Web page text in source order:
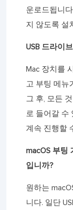
운로드됩니
지 않도록 설
USB 드라이
Mac 장치를
고 부팅 메뉴
그 후, 모든
로 들어갈 수
계속 진행할
macOS 부팅
입니까?
원하는
니다. 일단